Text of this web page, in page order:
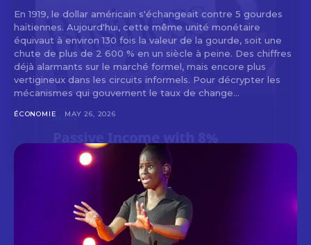
En 1919, le dollar américain s'échangeait contre 5 gourdes
haïtiennes. Aujourd'hui, cette même unité monétaire
équivaut à environ 130 fois la valeur de la gourde, soit une
chute de plus de 2 600 % en un siècle à peine. Des chiffres
déjà alarmants sur le marché formel, mais encore plus
vertigineux dans les circuits informels. Pour décrypter les
mécanismes qui gouvernent le taux de change...
ÉCONOMIE MAY 26, 2026